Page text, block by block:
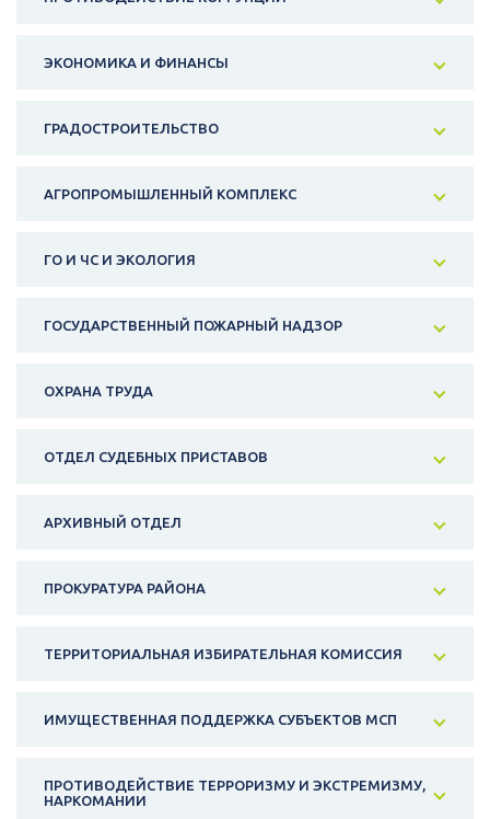
ЭКОНОМИКА И ФИНАНСЫ
ГРАДОСТРОИТЕЛЬСТВО
АГРОПРОМЫШЛЕННЫЙ КОМПЛЕКС
ГО И ЧС И ЭКОЛОГИЯ
ГОСУДАРСТВЕННЫЙ ПОЖАРНЫЙ НАДЗОР
ОХРАНА ТРУДА
ОТДЕЛ СУДЕБНЫХ ПРИСТАВОВ
АРХИВНЫЙ ОТДЕЛ
ПРОКУРАТУРА РАЙОНА
ТЕРРИТОРИАЛЬНАЯ ИЗБИРАТЕЛЬНАЯ КОМИССИЯ
ИМУЩЕСТВЕННАЯ ПОДДЕРЖКА СУБЪЕКТОВ МСП
ПРОТИВОДЕЙСТВИЕ ТЕРРОРИЗМУ И ЭКСТРЕМИЗМУ,
НАРКОМАНИИ